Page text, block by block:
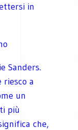
in
Sanders.
riesco a
un
più
che,